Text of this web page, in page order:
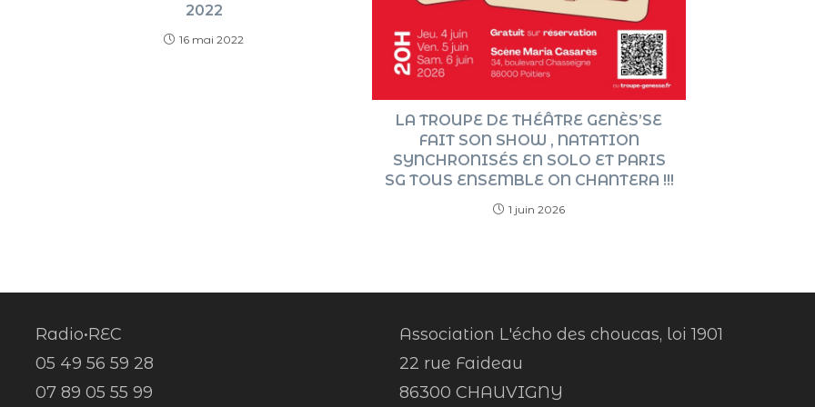
2022
16 mai 2022
LA TROUPE DE THÉÂTRE GENÈS’SE
FAIT SON SHOW , NATATION
SYNCHRONISÉS EN SOLO ET PARIS
SG TOUS ENSEMBLE ON CHANTERA !!!
1 juin 2026
Radio•REC
05 49 56 59 28
07 89 05 55 99
Association L'écho des choucas, loi 1901
22 rue Faideau
86300 CHAUVIGNY